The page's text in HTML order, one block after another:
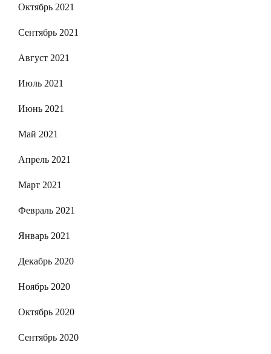
Октябрь 2021
Сентябрь 2021
Август 2021
Июль 2021
Июнь 2021
Май 2021
Апрель 2021
Март 2021
Февраль 2021
Январь 2021
Декабрь 2020
Ноябрь 2020
Октябрь 2020
Сентябрь 2020